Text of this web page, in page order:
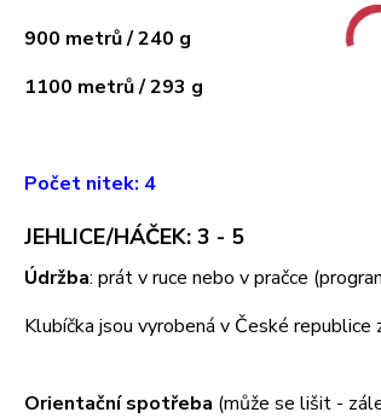
900 metrů / 240 g
1100 metrů / 293 g
Počet nitek: 4
JEHLICE/HÁČEK: 3 - 5
Údržba: prát v ruce nebo v pračce
Klubíčka jsou vyrobená v České
Orientační spotřeba (může se lišit -